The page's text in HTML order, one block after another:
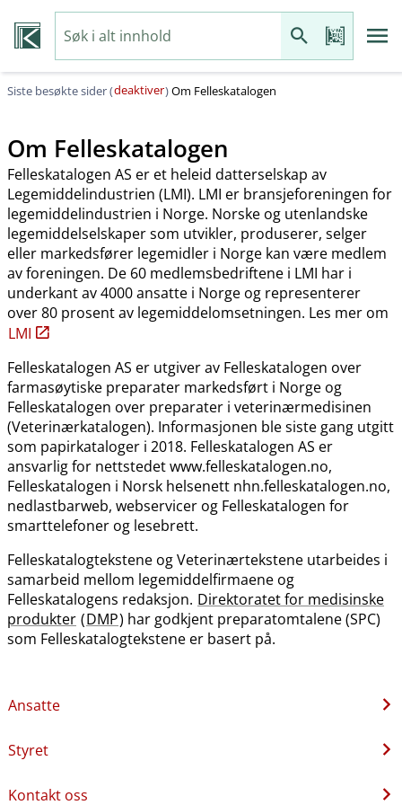
Siste besøkte sider (deaktiver)Om Felleskatalogen
Om Felleskatalogen
Felleskatalogen AS er et heleid datterselskap av
Legemiddelindustrien (LMI). LMI er bransjeforeningen for
legemiddelindustrien i Norge. Norske og utenlandske
legemiddelselskaper som utvikler, produserer, selger
eller markedsfører legemidler i Norge kan være medlem
av foreningen. De 60 medlemsbedriftene i LMI har i
underkant av 4000 ansatte i Norge og representerer
over 80 prosent av legemiddelomsetningen. Les mer om
LMI
Felleskatalogen AS er utgiver av Felleskatalogen over
farmasøytiske preparater markedsført i Norge og
Felleskatalogen over preparater i veterinærmedisinen
(Veterinærkatalogen). Informasjonen ble siste gang utgitt
som papirkataloger i 2018. Felleskatalogen AS er
ansvarlig for nettstedet www.felleskatalogen.no,
Felleskatalogen i Norsk helsenett nhn.felleskatalogen.no,
nedlastbarweb, webservicer og Felleskatalogen for
smarttelefoner og lesebrett.
Felleskatalogtekstene og Veterinærtekstene utarbeides i
samarbeid mellom legemiddelfirmaene og
Felleskatalogens redaksjon. Direktoratet for medisinske
produkter (DMP) har godkjent preparatomtalene (SPC)
som Felleskatalogtekstene er basert på.
Ansatte
Styret
Kontakt oss